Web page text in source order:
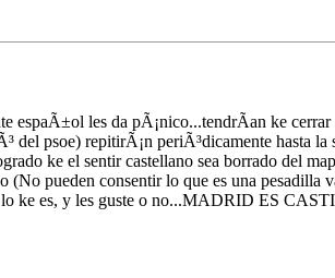
espaÃ±ol les da pÃ¡nico...tendrÃ­an ke
psoe) repitirÃ¡n periÃ³dicamente hasta la
ke el sentir castellano sea borrado del
pueden consentir lo que es una pesadilla
lo ke es, y les guste o no...MADRID ES